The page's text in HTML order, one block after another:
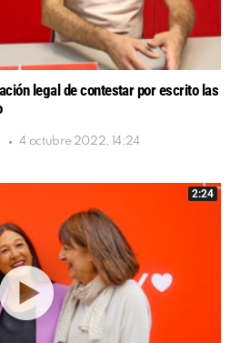
legal de contestar por escrito las
4 octubre 2022, 14:24
2:24